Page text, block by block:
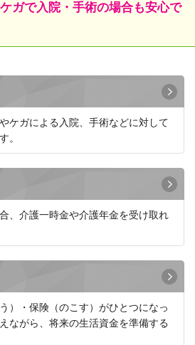
ガで入院・手術の場合も安心で
ケガによる入院、手術などに対して
。
、介護一時金や介護年金を受け取れ
）・保険（のこす）がひとつになっ
ながら、将来の生活資金を準備する